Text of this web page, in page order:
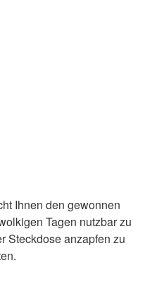
Ihnen den gewonnen
Tagen nutzbar zu
Steckdose anzapfen zu